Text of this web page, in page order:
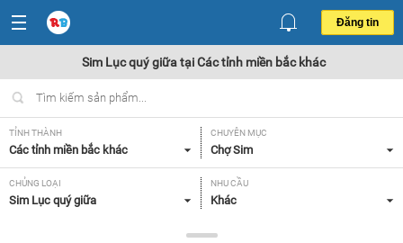
Đăng tin
Sim Lục quý giữa tại Các tỉnh miền bắc khác
TỈNH THÀNH
Các tỉnh miền bắc khác
CHUYÊN MỤC
Chợ Sim
CHỦNG LOẠI
Sim Lục quý giữa
NHU CẦU
Khác